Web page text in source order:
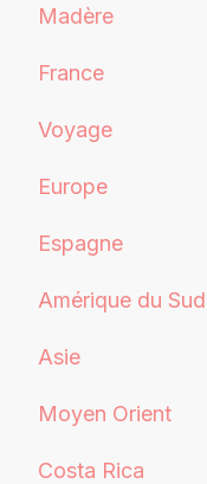
Madère
France
Voyage
Europe
Espagne
Amérique du Sud
Asie
Moyen Orient
Costa Rica